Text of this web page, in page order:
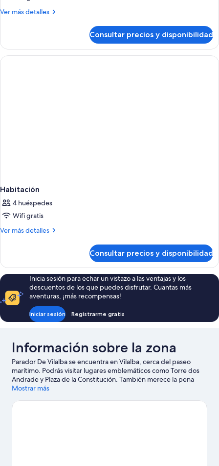
ESTANDAR
Ver más detalles
Más
ESTANDAR
Consultar precios y disponibilidad
Habitación
4 huéspedes
Wifi gratis
Ver más detalles
Más
Consultar precios y disponibilidad
Inicia sesión para echar un vistazo a las ventajas y los
descuentos de los que puedes disfrutar. Cuantas más
aventuras, ¡más recompensas!
Iniciar sesión Registrarme gratis
Información sobre la zona
Parador De Vilalba se encuentra en Vilalba, cerca del paseo
marítimo. Podrás visitar lugares emblemáticos como Torre dos
Andrade y Plaza de la Constitución. También merece la pena
acercarse a Iglesia de Santa María. Descubre todas las
pesca); además tendrás ocasión de disfrutar de la naturaleza al
Mostrar más